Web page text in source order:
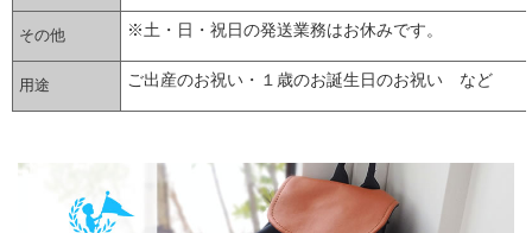
その他 ※土・日・祝日の発送業務はお休みです。
用途 ご出産のお祝い・１歳のお誕生日のお祝い など